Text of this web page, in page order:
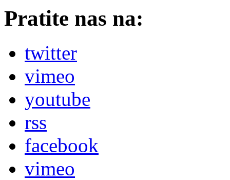
Pratite nas na:
twitter
vimeo
youtube
rss
facebook
vimeo